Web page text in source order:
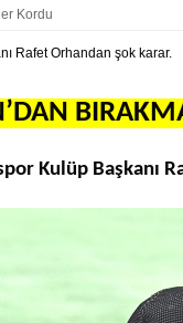
Kordu
Rafet Orhandan şok karar.
Kulüp Başkanı